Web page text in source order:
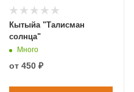
Кытыйа "Талисман
солнца"
Много
от 450 ₽